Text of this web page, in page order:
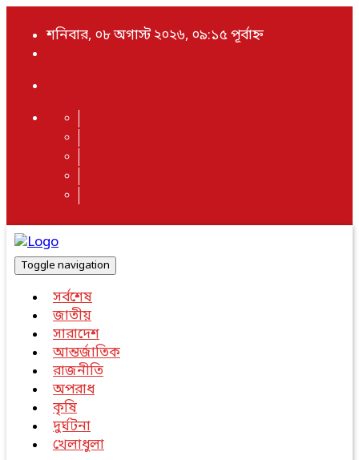
শনিবার, ০৮ অগাস্ট ২০২৬, ০৯:১৫ পূর্বাহ্ন
Toggle navigation
সর্বশেষ
জাতীয়
সারাদেশ
আন্তর্জাতিক
রাজনীতি
অপরাধ
কৃষি
দুর্ঘটনা
খেলাধুলা